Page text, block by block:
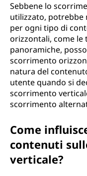
Sebbene lo
utilizzato, potrebbe
per ogni tipo di
orizzontali, come le
panoramiche,
scorrimento
natura del
utente quando si
scorrimento
scorrimento
Come
contenuti
verticale?